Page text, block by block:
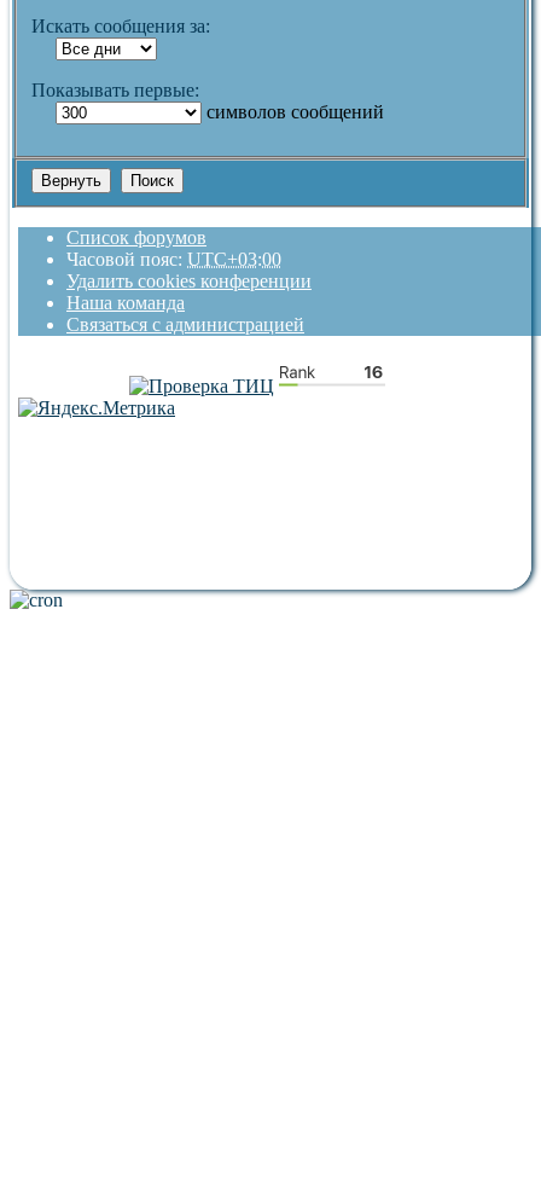
Искать сообщения за:
Показывать первые:
символов сообщений
Список форумов
Часовой пояс: UTC+03:00
Удалить cookies конференции
Наша команда
Связаться с администрацией